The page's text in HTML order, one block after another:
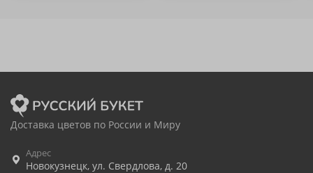
Доставка цветов по России и Миру
Адрес
Новокузнецк, ул. Свердлова, д. 20